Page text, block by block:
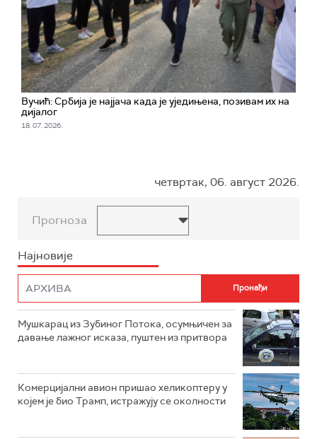
Вучић: Србија је најјача када је уједињена, позивам их на
дијалог
18. 07. 2026.
четвртак, 06. август 2026.
Прогноза
Најновије
Мушкарац из Зубиног Потока, осумњичен за
давање лажног исказа, пуштен из притвора
Комерцијални авион пришао хеликоптеру у
којем је био Трамп, истражују се околности